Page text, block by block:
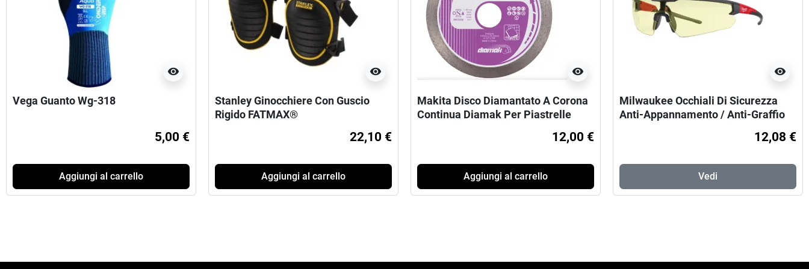
visibility
Vega Guanto Wg-318
5,00 €
Aggiungi al carrello
visibility
Stanley Ginocchiere Con Guscio
Rigido FATMAX®
22,10 €
Aggiungi al carrello
visibility
Makita Disco Diamantato A Corona
Continua Diamak Per Piastrelle
12,00 €
Aggiungi al carrello
visibility
Milwaukee Occhiali Di Sicurezza
Anti-Appannamento / Anti-Graffio
12,08 €
Vedi